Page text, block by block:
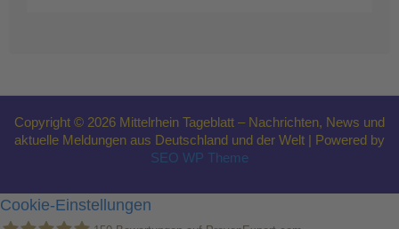
Copyright © 2026 Mittelrhein Tageblatt – Nachrichten, News und
aktuelle Meldungen aus Deutschland und der Welt | Powered by
SEO WP Theme
Cookie-Einstellungen